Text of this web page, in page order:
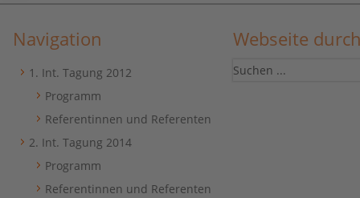
Navigation
1. Int. Tagung 2012
Programm
Referentinnen und Referenten
2. Int. Tagung 2014
Programm
Referentinnen und Referenten
Webseite